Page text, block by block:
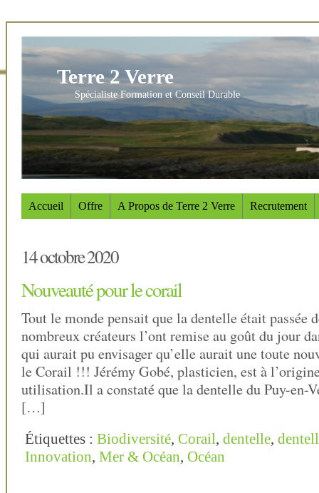
Terre 2 Verre
Spécialiste Formation et Conseil Durable
Accueil Offre A Propos de Terre 2 Verre Recrutement
14 octobre 2020
Nouveauté pour le corail
Tout le monde pensait que la dentelle était passée
nombreux créateurs l’ont remise au goût du jour
qui aurait pu envisager qu’elle aurait une toute
le Corail !!! Jérémy Gobé, plasticien, est à
utilisation.Il a constaté que la dentelle du Puy-en-
[…]
Étiquettes : Biodiversité, Corail, dentelle,
Innovation, Mer & Océan, Océan